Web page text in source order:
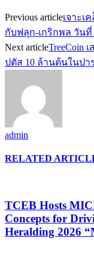
Previous articleเจาะเ
กับฟลุก-เกริกพล วันที่
Next articleTreeCoin
ปตัส 10 ล้านต้นในปา
admin
RELATED
TCEB Hosts
Concepts for
Heralding 2026